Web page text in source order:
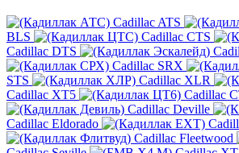
Cadillac ATS
BLS
Cadillac CTS
Cadillac DTS
Cadillac SRX
STS
Cadillac XLR
Cadillac XT5
Cadillac
Cadillac Deville
Cadillac Eldorado
Cadillac Fleetwood